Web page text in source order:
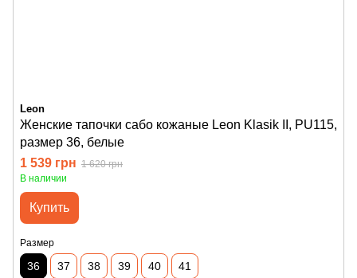
Leon
Женские тапочки сабо кожаные Leon Klasik II, PU115,
размер 36, белые
1 539 грн 1 620 грн
В наличии
Купить
Размер
36 37 38 39 40 41